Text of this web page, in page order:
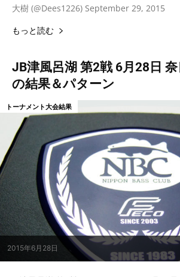
大樹 (@Dees1226) September 29, 2015
もっと読む
JB津風呂湖 第2戦 6月28日
の結果＆パターン
2015年6月28日
トーナメント大会結果